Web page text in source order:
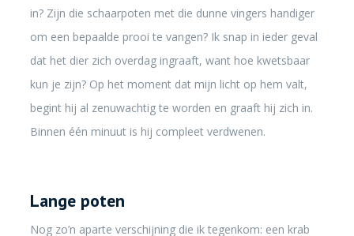
in? Zijn die schaarpoten met die dunne vingers handiger
om een bepaalde prooi te vangen? Ik snap in ieder geval
dat het dier zich overdag ingraaft, want hoe kwetsbaar
kun je zijn? Op het moment dat mijn licht op hem valt,
begint hij al zenuwachtig te worden en graaft hij zich in.
Binnen één minuut is hij compleet verdwenen.
Lange poten
Nog zo’n aparte verschijning die ik tegenkom: een krab